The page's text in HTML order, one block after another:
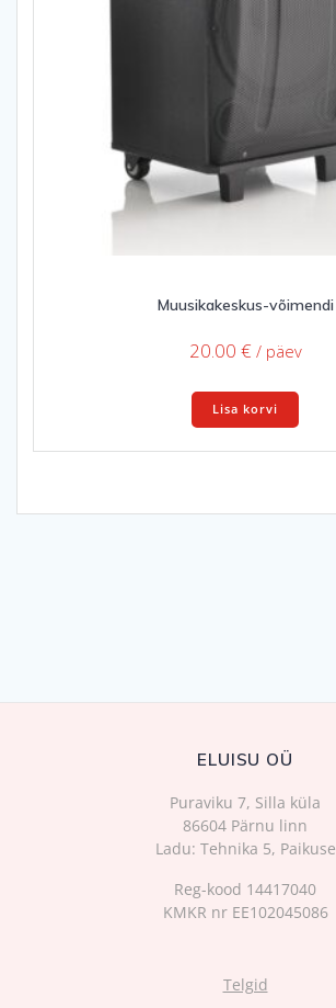
Muusikakeskus-võimendi
20.00 € / päev
Lisa korvi
ELUISU OÜ
Puraviku 7, Silla küla
86604 Pärnu linn
Ladu: Tehnika 5, Paikuse
Reg-kood 14417040
KMKR nr EE102045086
Telgid